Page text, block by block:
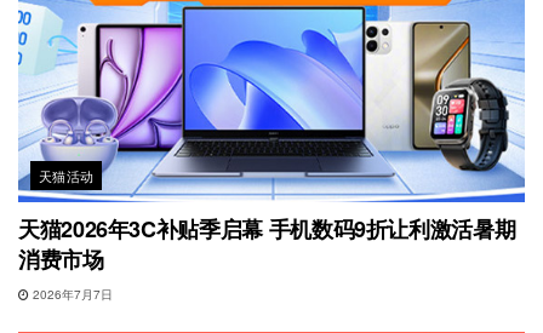
天猫活动
天猫2026年3C补贴季启幕 手机数码9折让利激活暑期
消费市场
2026年7月7日